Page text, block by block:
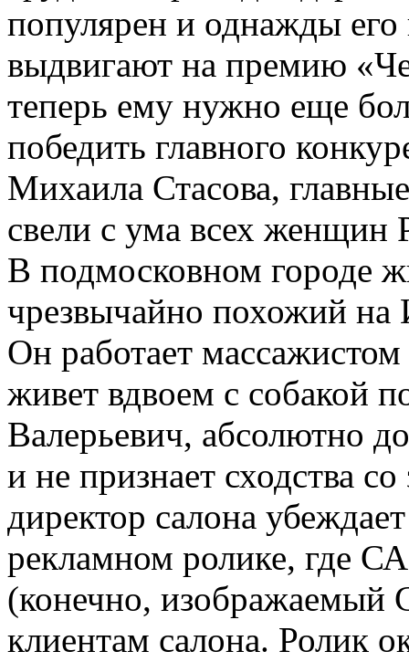
популярен и однажды его
выдвигают на премию
теперь ему нужно еще
победить главного
Михаила Стасова,
свели с ума всех
В подмосковном городе
чрезвычайно похожий на
Он работает
живет вдвоем с собакой
Валерьевич, абсолютно
и не признает сходства
директор салона
рекламном ролике, где
(конечно, изображаемый
клиентам салона. Ролик